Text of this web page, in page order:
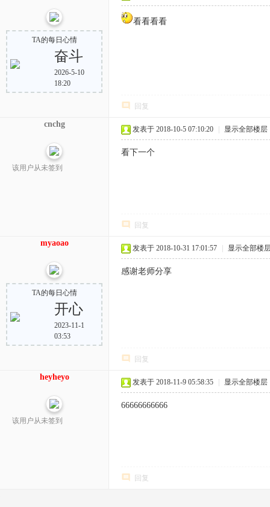
TA的每日心情
奋斗
2026-5-10
18:20
看看看看
回复
cnchg
该用户从未签到
发表于 2018-10-5 07:10:20 显示全部楼层
看下一个
回复
myaoao
TA的每日心情
开心
2023-11-1
03:53
发表于 2018-10-31 17:01:57 显示全部楼
感谢老师分享
回复
heyheyo
该用户从未签到
发表于 2018-11-9 05:58:35 显示全部楼层
66666666666
回复